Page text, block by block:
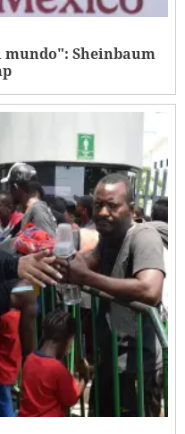
mundo": Sheinbaum